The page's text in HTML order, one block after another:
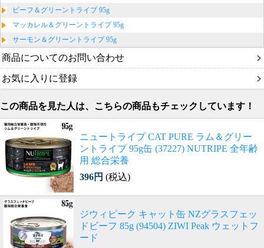
ビーフ＆グリーントライプ 95g
マッカレル＆グリーントライプ 95g
サーモン＆グリーントライプ 95g
商品についてのお問い合わせ
お気に入りに登録
この商品を見た人は、こちらの商品もチェックしています！
ニュートライプ CAT PURE ラム＆グリー
ントライプ 95g缶 (37227) NUTRIPE 全年齢
用 総合栄養
396円 (税込)
ジウィピーク キャット缶 NZグラスフェッ
ドビーフ 85g (94504) ZIWI Peak ウェットフ
ード